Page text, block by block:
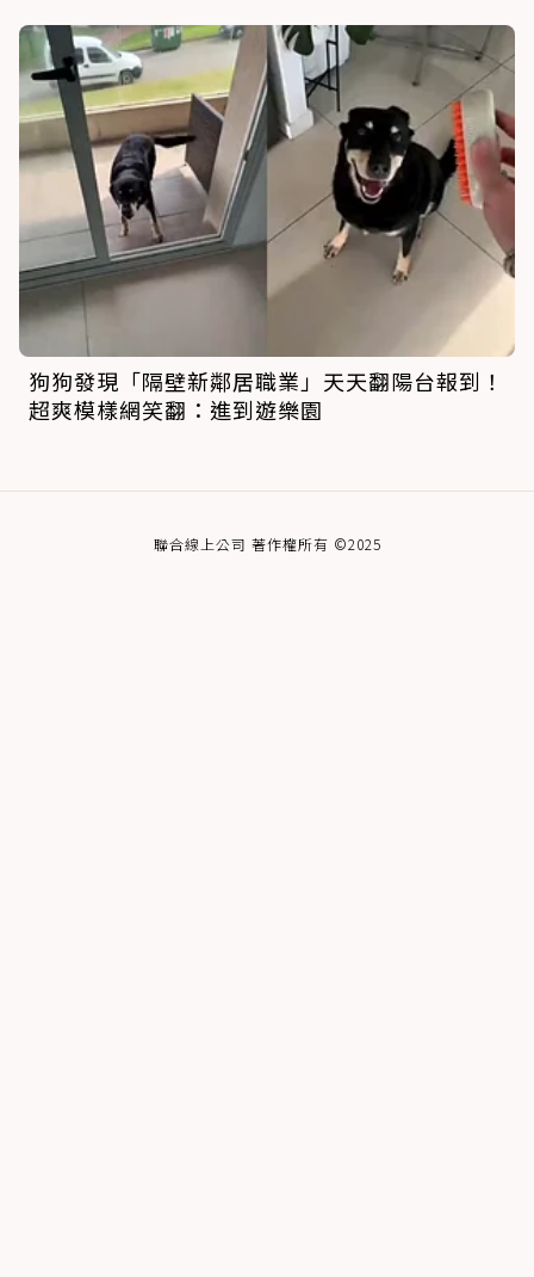
狗狗發現「隔壁新鄰居職業」天天翻陽台報到！
超爽模樣網笑翻：進到遊樂園
聯合線上公司 著作權所有 ©2025